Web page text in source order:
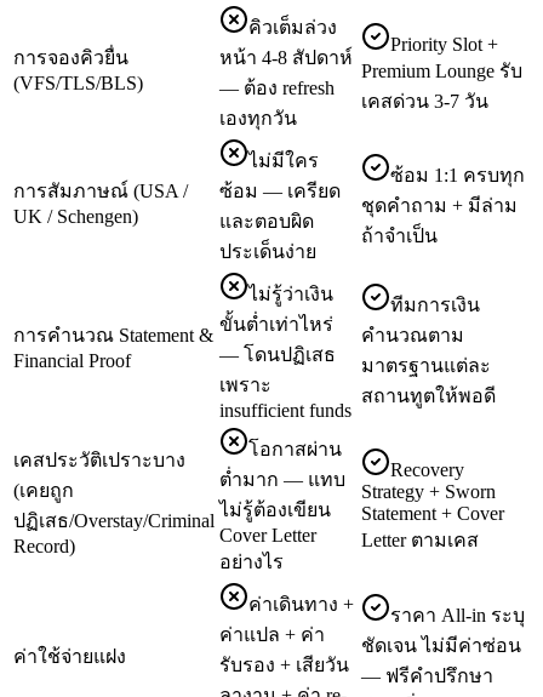
การจองคิวยื่น
(VFS/TLS/BLS)
คิวเต็มล่วง
หน้า 4-8 สัปดาห์
— ต้อง refresh
เองทุกวัน
Priority Slot +
Premium Lounge รับ
เคสด่วน 3-7 วัน
การสัมภาษณ์ (USA /
UK / Schengen)
ไม่มีใคร
ซ้อม — เครียด
และตอบผิด
ประเด็นง่าย
ซ้อม 1:1 ครบทุก
ชุดคำถาม + มีล่าม
ถ้าจำเป็น
การคำนวณ Statement &
Financial Proof
ไม่รู้ว่าเงิน
ขั้นต่ำเท่าไหร่
— โดนปฏิเสธ
เพราะ
insufficient funds
ทีมการเงิน
คำนวณตาม
มาตรฐานแต่ละ
สถานทูตให้พอดี
เคสประวัติเปราะบาง
(เคยถูก
ปฏิเสธ/Overstay/Criminal
Record)
โอกาสผ่าน
ต่ำมาก — แทบ
ไม่รู้ต้องเขียน
Cover Letter
อย่างไร
Recovery
Strategy + Sworn
Statement + Cover
Letter ตามเคส
ค่าใช้จ่ายแฝง
ค่าเดินทาง +
ค่าแปล + ค่า
รับรอง + เสียวัน
ราคา All-in ระบุ
ชัดเจน ไม่มีค่าซ่อน
— ฟรีคำปรึกษา